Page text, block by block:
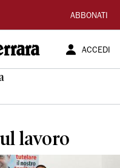
ABBONATI
ACCEDI
lavoro